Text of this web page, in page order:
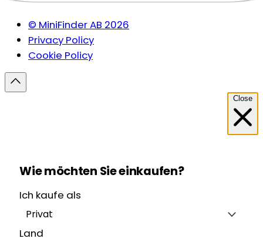
© MiniFinder AB 2026
Privacy Policy
Cookie Policy
Close
Wie möchten Sie einkaufen?
Ich kaufe als
Privat
Land